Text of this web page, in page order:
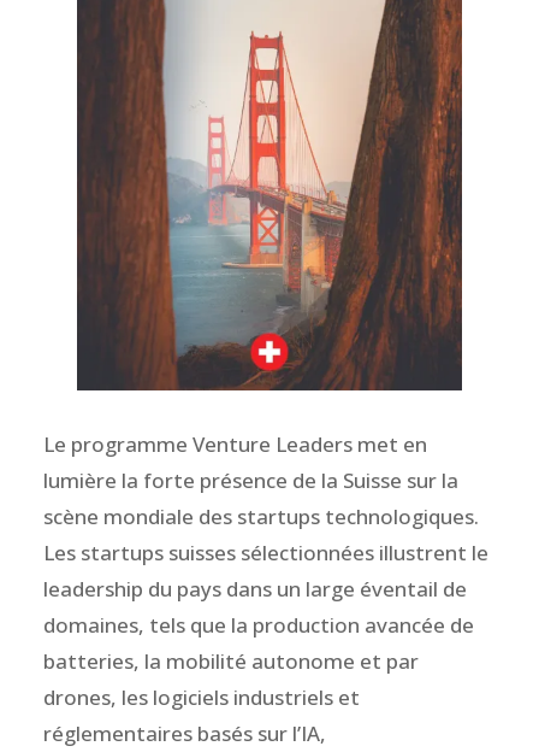
Le programme Venture Leaders met en
lumière la forte présence de la Suisse sur la
scène mondiale des startups technologiques.
Les startups suisses sélectionnées illustrent le
leadership du pays dans un large éventail de
domaines, tels que la production avancée de
batteries, la mobilité autonome et par
drones, les logiciels industriels et
réglementaires basés sur l’IA,